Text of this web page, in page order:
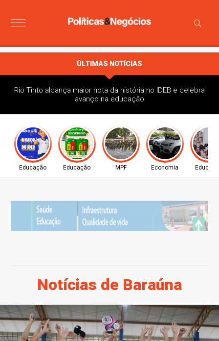
ÚLTIMAS NOTÍCIAS
Rio Tinto alcança maior nota da história no IDEB e celebra
avanço na educação
Educação Educação MPF Economia
Notícias de Baraúna